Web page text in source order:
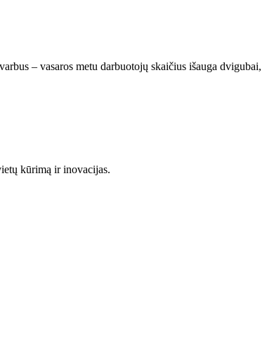
– vasaros metu darbuotojų skaičius išauga dvigubai,
kūrimą ir inovacijas.